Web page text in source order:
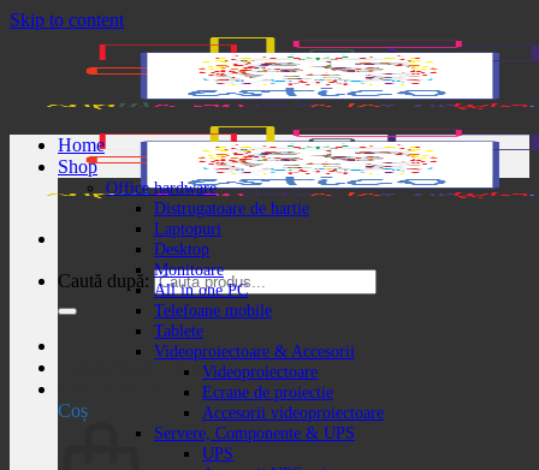
Skip to content
Caută după:
Autentificare / Înregistrare
Coș
Home
Shop
Office hardware
Distrugatoare de hartie
Laptopuri
Desktop
Monitoare
All in one PC
Telefoane mobile
Tablete
Videoproiectoare & Accesorii
Videoproiectoare
Ecrane de proiectie
Accesorii videoproiectoare
Servere, Componente & UPS
UPS